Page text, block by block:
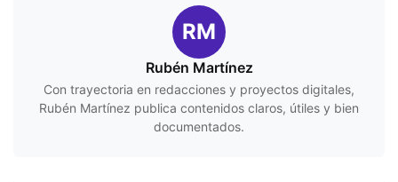
RM
Rubén Martínez
Con trayectoria en redacciones y proyectos digitales,
Rubén Martínez publica contenidos claros, útiles y bien
documentados.